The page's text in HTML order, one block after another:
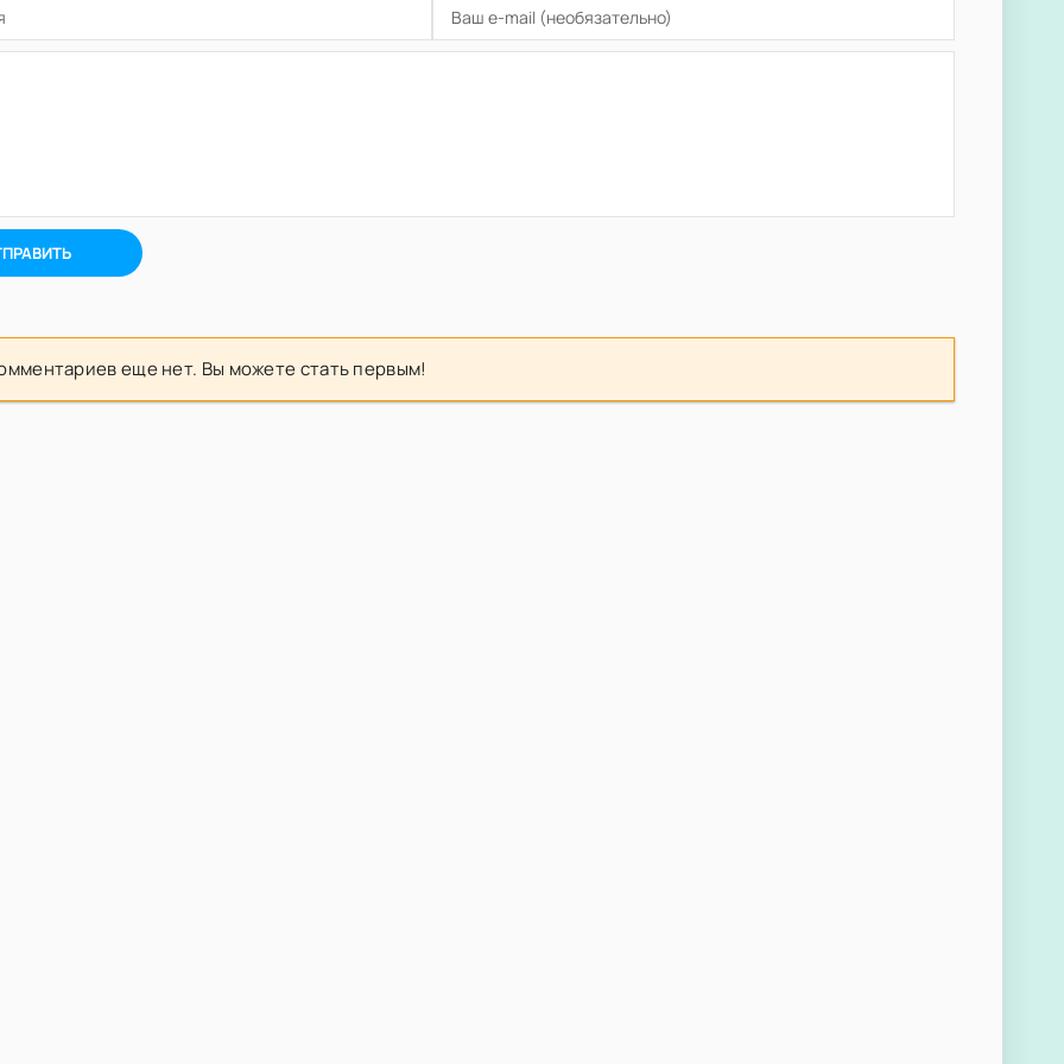
еще нет. Вы можете стать первым!